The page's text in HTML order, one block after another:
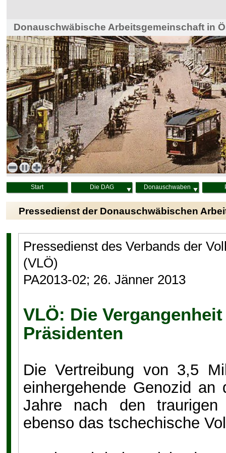
Haus der Heimat, Wien
Donauschwäbische Arbeitsgemeinschaft in
Start Die DAG Donauschwaben
Pressedienst der Donauschwäbischen
Pressedienst des Verbands der
(VLÖ)
PA2013-02; 26. Jänner 2013
VLÖ: Die
Präsidenten
Die Vertreibung von 3,5
einhergehende Genozid
Jahre nach den traurigen
ebenso das tschechische